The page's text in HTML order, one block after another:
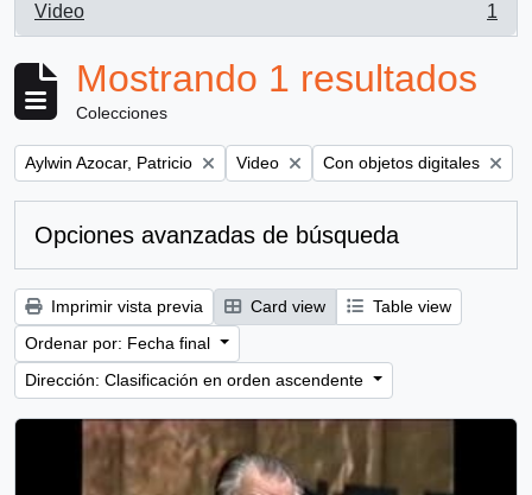
Video
, 1 resultados
1
Mostrando 1 resultados
Colecciones
Remove filter:
Aylwin Azocar, Patricio Remove filter:
Video Remove filter:
Con objetos digitales
Opciones avanzadas de búsqueda
Imprimir vista previa Card view
Table view
Ordenar por: Fecha final
Dirección: Clasificación en orden ascendente